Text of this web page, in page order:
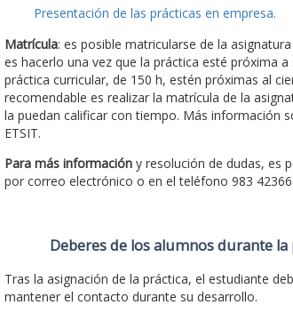
Presentación de las prácticas en empresa.
Matrícula: es posible matricularse de la
es hacerlo una vez que la práctica esté próxima
práctica curricular, de 150 h, estén próximas al
recomendable es realizar la matrícula de la
la puedan calificar con tiempo. Más información
ETSIT.
Para más informacióny resolución de dudas, es
por correo electrónico o en el teléfono 983
Deberes de los alumnos durante
Tras la asignación de la práctica, el estudiante
mantener el contacto durante su desarrollo.